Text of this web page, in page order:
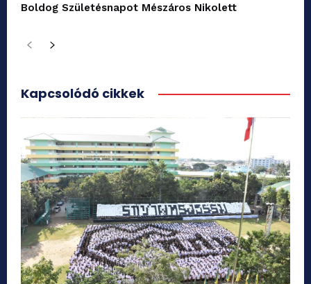
Boldog Születésnapot Mészáros Nikolett
Kapcsolódó cikkek